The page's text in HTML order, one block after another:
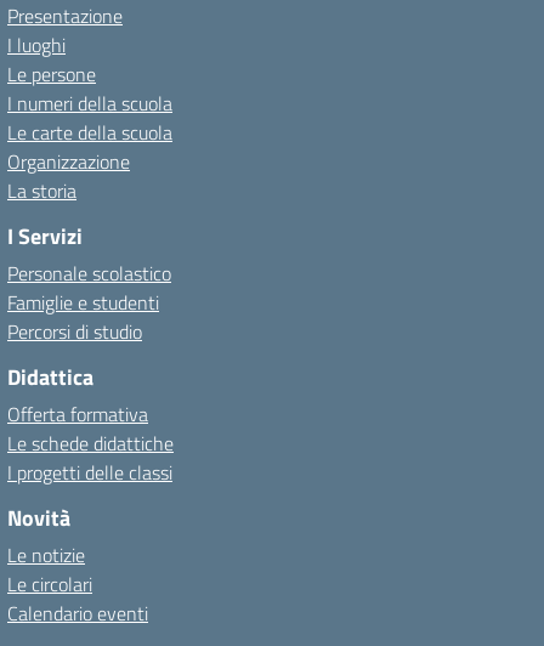
Presentazione
I luoghi
Le persone
I numeri della scuola
Le carte della scuola
Organizzazione
La storia
I Servizi
Personale scolastico
Famiglie e studenti
Percorsi di studio
Didattica
Offerta formativa
Le schede didattiche
I progetti delle classi
Novità
Le notizie
Le circolari
Calendario eventi